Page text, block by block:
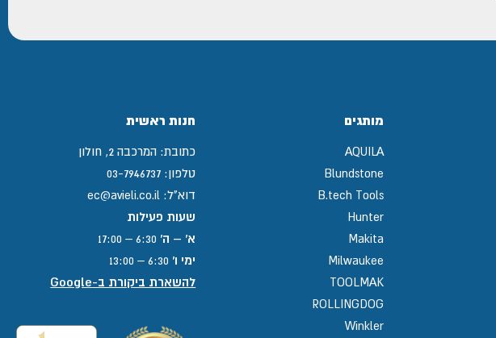
מותגים
AQUILA
Blundstone
B.tech Tools
Hunter
Makita
Milwaukee
TOOLMAK
ROLLINGDOG
Winkler
חנות ראשית
כתובת: המרכבה 2, חולון
טלפון: 03-7946737
דוא"ל: ec@avieli.co.il
שעות פעילות
א' – ה'
ימי ו'
להשארת ביקורת ב-Google